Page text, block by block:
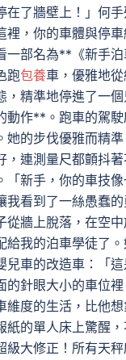
在了牆壁上！」何
裡，你的車體與停
部名為**《新手
跑包養車，優雅地
精準地停進了一
作**。跑車的駕
的步伐優雅而精
，連測量尺都顫抖
「新手，你的車技
看到了一絲愚蠢
牆上脫落，在空
我的泊車學徒了
車的改造車：「
的針眼大小的車位
度的生活，比他
紙的單人床上驚醒
級大修正！所有天